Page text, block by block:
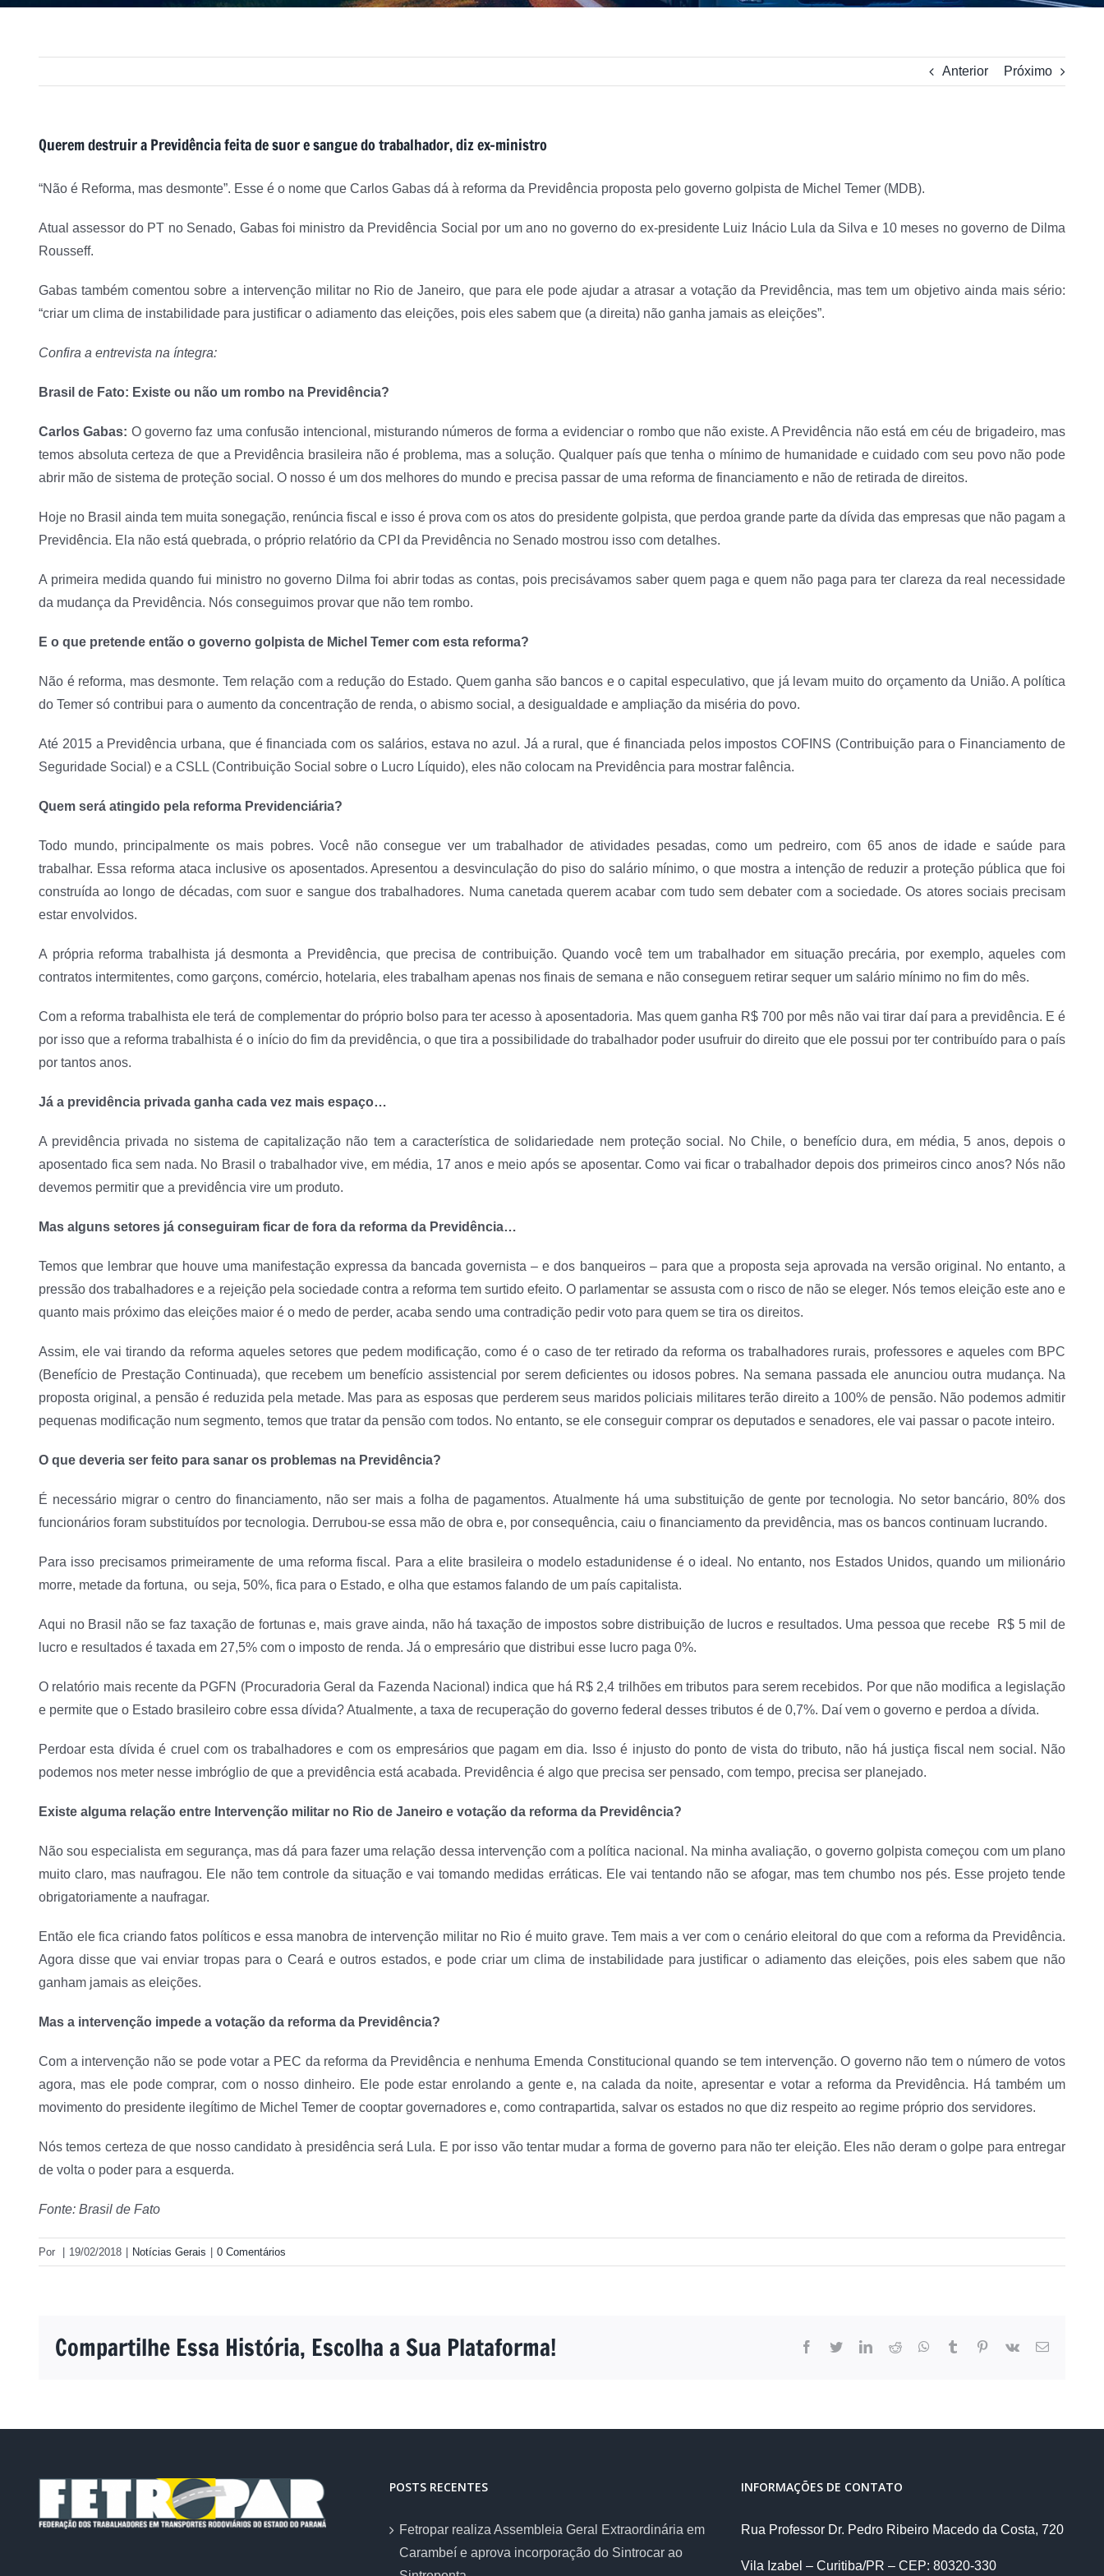
Anterior Próximo
Querem destruir a Previdência feita de suor e sangue do trabalhador, diz ex-ministro
“Não é Reforma, mas desmonte”. Esse é o nome que Carlos Gabas dá à reforma da Previdência proposta pelo governo golpista de Michel Temer (MDB).
Atual assessor do PT no Senado, Gabas foi ministro da Previdência Social por um ano no governo do ex-presidente Luiz Inácio Lula da Silva e 10 meses no governo de Dilma
Rousseff.
Gabas também comentou sobre a intervenção militar no Rio de Janeiro, que para ele pode ajudar a atrasar a votação da Previdência, mas tem um objetivo ainda mais sério:
“criar um clima de instabilidade para justificar o adiamento das eleições, pois eles sabem que (a direita) não ganha jamais as eleições”.
Confira a entrevista na íntegra:
Brasil de Fato: Existe ou não um rombo na Previdência?
Carlos Gabas: O governo faz uma confusão intencional, misturando números de forma a evidenciar o rombo que não existe. A Previdência não está em céu de brigadeiro, mas
temos absoluta certeza de que a Previdência brasileira não é problema, mas a solução. Qualquer país que tenha o mínimo de humanidade e cuidado com seu povo não pode
abrir mão de sistema de proteção social. O nosso é um dos melhores do mundo e precisa passar de uma reforma de financiamento e não de retirada de direitos.
Hoje no Brasil ainda tem muita sonegação, renúncia fiscal e isso é prova com os atos do presidente golpista, que perdoa grande parte da dívida das empresas que não pagam a
Previdência. Ela não está quebrada, o próprio relatório da CPI da Previdência no Senado mostrou isso com detalhes.
A primeira medida quando fui ministro no governo Dilma foi abrir todas as contas, pois precisávamos saber quem paga e quem não paga para ter clareza da real necessidade
da mudança da Previdência. Nós conseguimos provar que não tem rombo.
E o que pretende então o governo golpista de Michel Temer com esta reforma?
Não é reforma, mas desmonte. Tem relação com a redução do Estado. Quem ganha são bancos e o capital especulativo, que já levam muito do orçamento da União. A política
do Temer só contribui para o aumento da concentração de renda, o abismo social, a desigualdade e ampliação da miséria do povo.
Até 2015 a Previdência urbana, que é financiada com os salários, estava no azul. Já a rural, que é financiada pelos impostos COFINS (Contribuição para o Financiamento de
Seguridade Social) e a CSLL (Contribuição Social sobre o Lucro Líquido), eles não colocam na Previdência para mostrar falência.
Quem será atingido pela reforma Previdenciária?
Todo mundo, principalmente os mais pobres. Você não consegue ver um trabalhador de atividades pesadas, como um pedreiro, com 65 anos de idade e saúde para
trabalhar. Essa reforma ataca inclusive os aposentados. Apresentou a desvinculação do piso do salário mínimo, o que mostra a intenção de reduzir a proteção pública que foi
construída ao longo de décadas, com suor e sangue dos trabalhadores. Numa canetada querem acabar com tudo sem debater com a sociedade. Os atores sociais precisam
estar envolvidos.
A própria reforma trabalhista já desmonta a Previdência, que precisa de contribuição. Quando você tem um trabalhador em situação precária, por exemplo, aqueles com
contratos intermitentes, como garçons, comércio, hotelaria, eles trabalham apenas nos finais de semana e não conseguem retirar sequer um salário mínimo no fim do mês.
Com a reforma trabalhista ele terá de complementar do próprio bolso para ter acesso à aposentadoria. Mas quem ganha R$ 700 por mês não vai tirar daí para a previdência. E é
por isso que a reforma trabalhista é o início do fim da previdência, o que tira a possibilidade do trabalhador poder usufruir do direito que ele possui por ter contribuído para o país
por tantos anos.
Já a previdência privada ganha cada vez mais espaço…
A previdência privada no sistema de capitalização não tem a característica de solidariedade nem proteção social. No Chile, o benefício dura, em média, 5 anos, depois o
aposentado fica sem nada. No Brasil o trabalhador vive, em média, 17 anos e meio após se aposentar. Como vai ficar o trabalhador depois dos primeiros cinco anos? Nós não
devemos permitir que a previdência vire um produto.
Mas alguns setores já conseguiram ficar de fora da reforma da Previdência…
Temos que lembrar que houve uma manifestação expressa da bancada governista – e dos banqueiros – para que a proposta seja aprovada na versão original. No entanto, a
pressão dos trabalhadores e a rejeição pela sociedade contra a reforma tem surtido efeito. O parlamentar se assusta com o risco de não se eleger. Nós temos eleição este ano e
quanto mais próximo das eleições maior é o medo de perder, acaba sendo uma contradição pedir voto para quem se tira os direitos.
Assim, ele vai tirando da reforma aqueles setores que pedem modificação, como é o caso de ter retirado da reforma os trabalhadores rurais, professores e aqueles com BPC
(Benefício de Prestação Continuada), que recebem um benefício assistencial por serem deficientes ou idosos pobres. Na semana passada ele anunciou outra mudança. Na
proposta original, a pensão é reduzida pela metade. Mas para as esposas que perderem seus maridos policiais militares terão direito a 100% de pensão. Não podemos admitir
pequenas modificação num segmento, temos que tratar da pensão com todos. No entanto, se ele conseguir comprar os deputados e senadores, ele vai passar o pacote inteiro.
O que deveria ser feito para sanar os problemas na Previdência?
É necessário migrar o centro do financiamento, não ser mais a folha de pagamentos. Atualmente há uma substituição de gente por tecnologia. No setor bancário, 80% dos
funcionários foram substituídos por tecnologia. Derrubou-se essa mão de obra e, por consequência, caiu o financiamento da previdência, mas os bancos continuam lucrando.
Para isso precisamos primeiramente de uma reforma fiscal. Para a elite brasileira o modelo estadunidense é o ideal. No entanto, nos Estados Unidos, quando um milionário
morre, metade da fortuna, ou seja, 50%, fica para o Estado, e olha que estamos falando de um país capitalista.
Aqui no Brasil não se faz taxação de fortunas e, mais grave ainda, não há taxação de impostos sobre distribuição de lucros e resultados. Uma pessoa que recebe R$ 5 mil de
lucro e resultados é taxada em 27,5% com o imposto de renda. Já o empresário que distribui esse lucro paga 0%.
O relatório mais recente da PGFN (Procuradoria Geral da Fazenda Nacional) indica que há R$ 2,4 trilhões em tributos para serem recebidos. Por que não modifica a legislação
e permite que o Estado brasileiro cobre essa dívida? Atualmente, a taxa de recuperação do governo federal desses tributos é de 0,7%. Daí vem o governo e perdoa a dívida.
Perdoar esta dívida é cruel com os trabalhadores e com os empresários que pagam em dia. Isso é injusto do ponto de vista do tributo, não há justiça fiscal nem social. Não
podemos nos meter nesse imbróglio de que a previdência está acabada. Previdência é algo que precisa ser pensado, com tempo, precisa ser planejado.
Existe alguma relação entre Intervenção militar no Rio de Janeiro e votação da reforma da Previdência?
Não sou especialista em segurança, mas dá para fazer uma relação dessa intervenção com a política nacional. Na minha avaliação, o governo golpista começou com um plano
muito claro, mas naufragou. Ele não tem controle da situação e vai tomando medidas erráticas. Ele vai tentando não se afogar, mas tem chumbo nos pés. Esse projeto tende
obrigatoriamente a naufragar.
Então ele fica criando fatos políticos e essa manobra de intervenção militar no Rio é muito grave. Tem mais a ver com o cenário eleitoral do que com a reforma da Previdência.
Agora disse que vai enviar tropas para o Ceará e outros estados, e pode criar um clima de instabilidade para justificar o adiamento das eleições, pois eles sabem que não
ganham jamais as eleições.
Mas a intervenção impede a votação da reforma da Previdência?
Com a intervenção não se pode votar a PEC da reforma da Previdência e nenhuma Emenda Constitucional quando se tem intervenção. O governo não tem o número de votos
agora, mas ele pode comprar, com o nosso dinheiro. Ele pode estar enrolando a gente e, na calada da noite, apresentar e votar a reforma da Previdência. Há também um
movimento do presidente ilegítimo de Michel Temer de cooptar governadores e, como contrapartida, salvar os estados no que diz respeito ao regime próprio dos servidores.
Nós temos certeza de que nosso candidato à presidência será Lula. E por isso vão tentar mudar a forma de governo para não ter eleição. Eles não deram o golpe para entregar
de volta o poder para a esquerda.
Fonte: Brasil de Fato
Por 19/02/2018 Notícias Gerais 0 Comentários
Compartilhe Essa História, Escolha a Sua Plataforma! facebook
twitterlinkedinreddit whatsapptumblr pinterest
vk
E-
POSTS RECENTES
Fetropar realiza Assembleia Geral Extraordinária em
Carambeí e aprova incorporação do Sintrocar ao
INFORMAÇÕES DE CONTATO
Rua Professor Dr. Pedro Ribeiro Macedo da Costa, 720
Vila Izabel – Curitiba/PR – CEP: 80320-330